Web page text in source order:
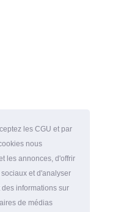
les CGU et par
nous
les annonces, d'offrir
et d'analyser
informations sur
de médias